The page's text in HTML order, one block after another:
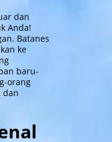
dan
Anda!
Batanes
ke
baru-
orang
dan